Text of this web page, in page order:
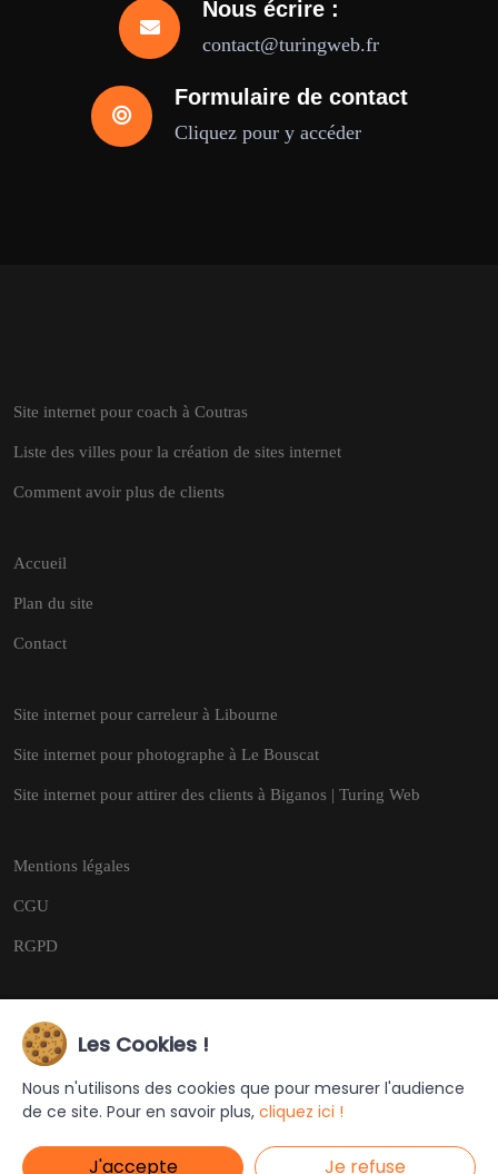
Nous écrire :
contact@turingweb.fr
Formulaire de contact
Cliquez pour y accéder
Site internet pour coach à Coutras
Liste des villes pour la création de sites internet
Comment avoir plus de clients
Accueil
Plan du site
Contact
Site internet pour carreleur à Libourne
Site internet pour photographe à Le Bouscat
Site internet pour attirer des clients à Biganos | Turing Web
Mentions légales
CGU
RGPD
Copyright © 2026
Ce site a été créé et est géré par Turing Web
Les Cookies !
Nous n'utilisons des cookies que pour mesurer l'audience
de ce site. Pour en savoir plus, cliquez ici !
J'accepte Je refuse